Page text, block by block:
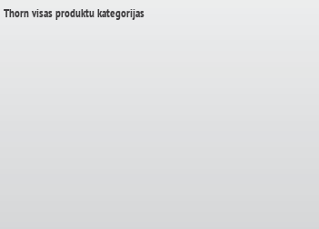
Thorn visas produktu kategorijas